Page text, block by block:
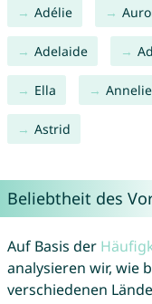
Adélie
Adelaide
Ella
Astrid
Beliebtheit des
Auf Basis der
analysieren wir, wie
verschiedenen